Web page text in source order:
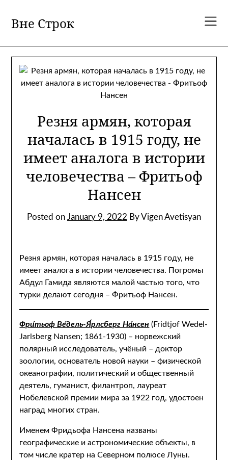
content
Вне Строк
Резня армян, которая
началась в 1915 году, не
имеет аналога в истории
человечества – Фритьоф
Нансен
Posted on January 9, 2022 By Vigen Avetisyan
Резня армян, которая началась в 1915 году, не
имеет аналога в истории человечества. Погромы
Абдул Гамида являются малой частью того, что
турки делают сегодня – Фритьоф Нансен.
Фри́тьоф Ве́дель-Я́рлсберг На́нсен (Fridtjof Wedel-
Jarlsberg Nansen; 1861-1930) – норвежский
полярный исследователь, учёный – доктор
зоологии, основатель новой науки – физической
океанографии, политический и общественный
деятель, гуманист, филантроп, лауреат
Нобелевской премии мира за 1922 год, удостоен
наград многих стран.
Именем Фридьофа Нансена названы
географические и астрономические объекты, в
том числе кратер на Северном полюсе Луны.